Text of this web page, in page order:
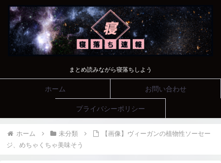
まとめ読みながら寝落ちしよう
ホーム お問い合わせ
プライバシーポリシー
ホーム 未分類
【画像】ヴィーガンの植物性ソーセー
ジ、めちゃくちゃ美味そう